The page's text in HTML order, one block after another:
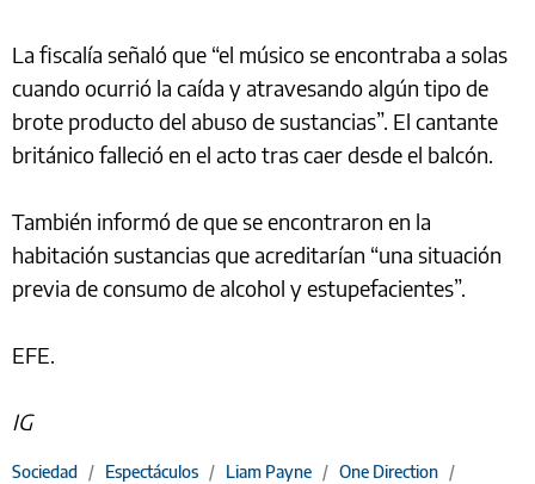
La fiscalía señaló que “el músico se encontraba a solas
cuando ocurrió la caída y atravesando algún tipo de
brote producto del abuso de sustancias”. El cantante
británico falleció en el acto tras caer desde el balcón.
También informó de que se encontraron en la
habitación sustancias que acreditarían “una situación
previa de consumo de alcohol y estupefacientes”.
EFE.
IG
Sociedad / Espectáculos / Liam Payne / One Direction /